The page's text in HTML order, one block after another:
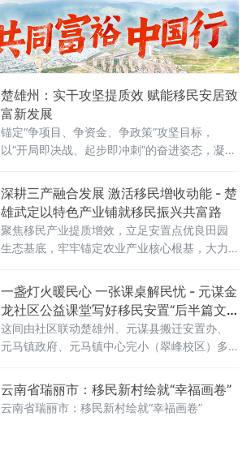
扶持移民创业，激活文旅业态，成功实现产业
迭代、村民增收、村寨蝶变。2
楚雄州：实干攻坚提质效 赋能移民安居致
富新发展
锚定“争项目、争资金、争政策”攻坚目标，
以“开局即决战、起步即冲刺”的奋进姿态，凝心
实现一季度工作高开高走、稳中有进。通过强
队伍、抓落实、兴产业、保稳定、争示范，全
方位夯实移民安置发展根基，切实走好“搬得
出、稳得住、能发展、可致富”的高质量发展之
路，以实干担当书写移民群众美好生活新篇
深耕三产融合发展 激活移民增收动能 - 楚
雄武定以特色产业铺就移民振兴共富路
聚焦移民产业提质增效，立足安置点优良田园
生态基底，牢牢锚定农业产业核心根基，大力
旅融合、人才赋能、试点创新、政策兜底四项
举措，全方位构建多元化、特色化、可持续的
移民产业发展新格局，以产业兴旺为移民乡村
全面振兴注入持久强劲动力。 依托安置点得天
独
一盏灯火暖民心 一张课桌解民忧 - 元谋金
龙社区公益课堂写好移民安置“后半篇文
章”
这间由社区联动楚雄州、元谋县搬迁安置办、
元马镇政府、元马镇中心完小（翠峰校区）多
子女课后时光，用精准民生服务破解搬迁群众
急难愁盼。金龙社区是乌东德水电站集中移民
云南省瑞丽市：移民新村绘就“幸福画卷”
云南省瑞丽市：移民新村绘就“幸福画卷”